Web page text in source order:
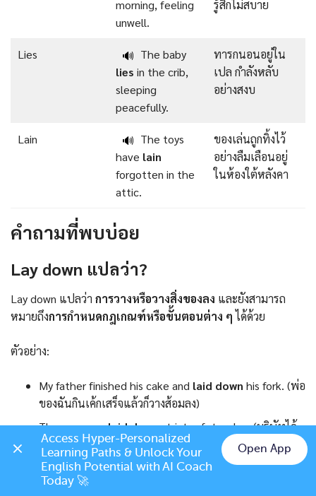
morning, feeling
unwell.
รู้สึกไม่สบาย
Lies 🔊 The baby
lies in the crib,
sleeping
peacefully.
ทารกนอนอยู่ใน
เปล กำลังหลับ
อย่างสงบ
Lain 🔊 The toys
have lain
forgotten in the
attic.
ของเล่นถูกทิ้งไว้
อย่างลืมเลือนอยู่
ในห้องใต้หลังคา
คำถามที่พบบ่อย
Lay down แปลว่า?
Lay down แปลว่า การวางหรือวางสิ่งของลง และยังสามารถ
หมายถึงการกำหนดกฎเกณฑ์หรือขั้นตอนต่าง ๆได้ด้วย
ตัวอย่าง:
My father finished his cake and laid down his fork. (พ่อ
ของฉันกินเค้กเสร็จแล้วก็วางส้อมลง)
The companylaid downstrict safety rules. (บริษัทได้
กำหนดกฎความปลอดภัยอย่างเข้มงวด)
Chat on LINE
Access Hyper-Personalized
Learning Paths & Unlock Your
English Potential with AI Coach
Today 🚀
Open App